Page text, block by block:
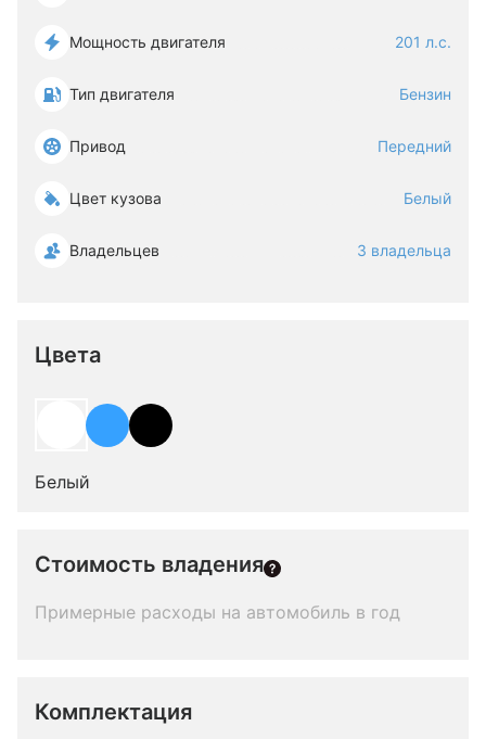
Мощность двигателя 201 л.с.
Тип двигателя Бензин
Привод Передний
Цвет кузова Белый
Владельцев 3 владельца
Цвета
Белый
Стоимость владения
Примерные расходы на автомобиль в год
Комплектация